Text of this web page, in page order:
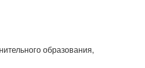
образования,